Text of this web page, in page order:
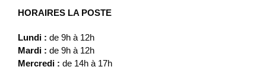
HORAIRES LA POSTE
Lundi : de 9h à 12h
Mardi : de 9h à 12h
Mercredi : de 14h à 17h